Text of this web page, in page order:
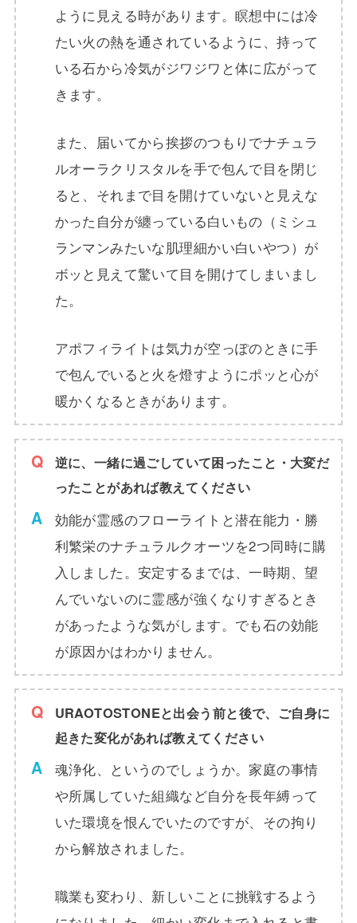
ように見える時があります。瞑想中には冷
たい火の熱を通されているように、持って
いる石から冷気がジワジワと体に広がって
きます。
また、届いてから挨拶のつもりでナチュラ
ルオーラクリスタルを手で包んで目を閉じ
ると、それまで目を開けていないと見えな
かった自分が纏っている白いもの（ミシュ
ランマンみたいな肌理細かい白いやつ）が
ボッと見えて驚いて目を開けてしまいまし
た。
アポフィライトは気力が空っぽのときに手
で包んでいると火を燈すようにポッと心が
暖かくなるときがあります。
逆に、一緒に過ごしていて困ったこと・大変だ
ったことがあれば教えてください
効能が霊感のフローライトと潜在能力・勝
利繁栄のナチュラルクオーツを2つ同時に購
入しました。安定するまでは、一時期、望
んでいないのに霊感が強くなりすぎるとき
があったような気がします。でも石の効能
が原因かはわかりません。
URAOTOSTONEと出会う前と後で、ご自身に
起きた変化があれば教えてください
魂浄化、というのでしょうか。家庭の事情
や所属していた組織など自分を長年縛って
いた環境を恨んでいたのですが、その拘り
から解放されました。
職業も変わり、新しいことに挑戦するよう